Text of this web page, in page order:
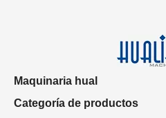
Maquinaria hual
Categoría de productos